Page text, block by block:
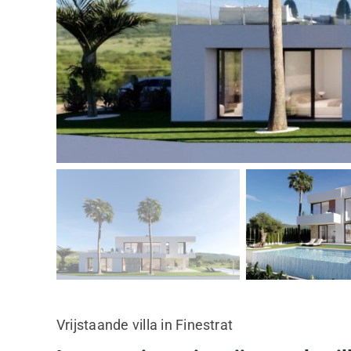
Vrijstaande villa in Finestrat